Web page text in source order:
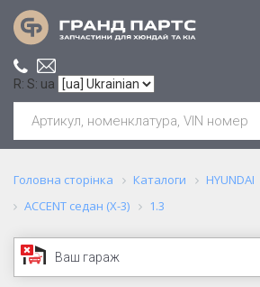
R: S: ua
Головна сторінка Каталоги HYUNDAI
ACCENT седан (X-3)
1.3
Ваш гараж